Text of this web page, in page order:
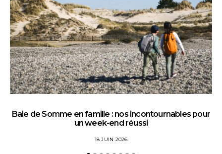
Baie de Somme en famille : nos incontournables pour
un week-end réussi
18 JUIN 2026